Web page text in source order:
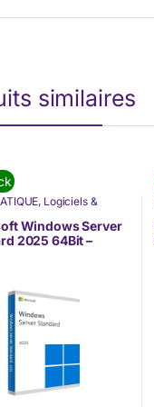
similaires
, Logiciels &
d'Exploitation
,Nos Marques,
d'Exploitation
Linux)
Windows Server
2025 64Bit –